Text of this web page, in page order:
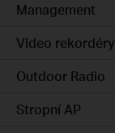
Management
Video rekordéry
Outdoor Radio
Stropní AP